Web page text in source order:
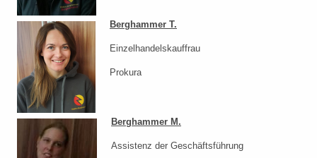
Berghammer T.
Einzelhandelskauffrau
Prokura
Berghammer M.
Assistenz der Geschäftsführung